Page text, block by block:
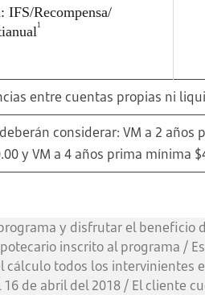
IFS/Recompensa/
1
entre cuentas propias ni
considerar: VM a 2 años
y VM a 4 años prima mínima
y disfrutar el beneficio
inscrito al programa /
todos los
de abril del 2018 / El cliente